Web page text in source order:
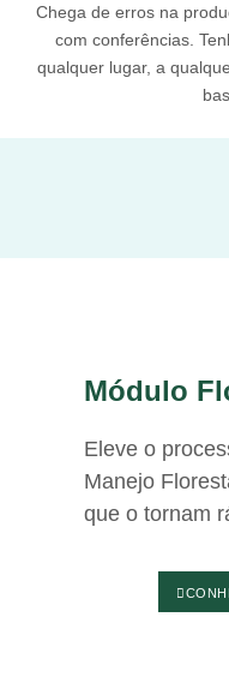
Chega de erros na
com conferências.
qualquer lugar, a
Módulo
Eleve o
Manejo
que o tornam